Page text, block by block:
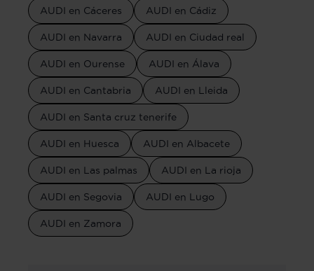
AUDI en Cáceres AUDI en Cádiz
AUDI en Navarra AUDI en Ciudad real
AUDI en Ourense AUDI en Álava
AUDI en Cantabria AUDI en Lleida
AUDI en Santa cruz tenerife
AUDI en Huesca AUDI en Albacete
AUDI en Las palmas AUDI en La rioja
AUDI en Segovia AUDI en Lugo
AUDI en Zamora